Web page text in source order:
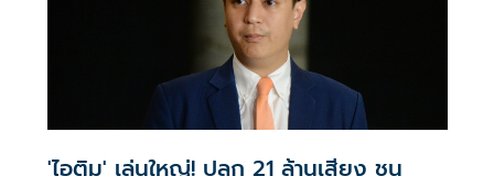
'ไอติม' เล่นใหญ่! ปลุก 21 ล้านเสียง ชน